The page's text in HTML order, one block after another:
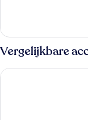
Vergelijkbare
Channel View Hotel